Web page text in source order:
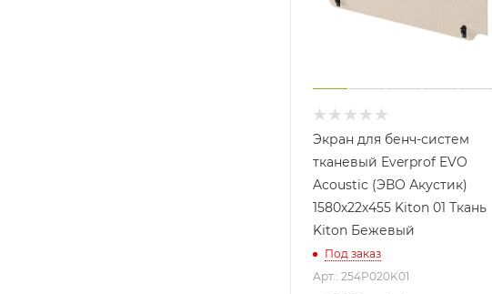
Экран для бенч-систем
тканевый Everprof EVO
Acoustic (ЭВО Акустик)
1580х22x455 Kiton 01 Ткань
Kiton Бежевый
Под заказ
Арт.: 254P020K01